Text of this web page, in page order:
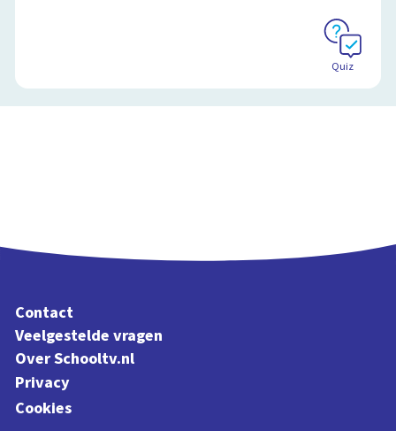
Quiz
Contact
Veelgestelde vragen
Over Schooltv.nl
Privacy
Cookies